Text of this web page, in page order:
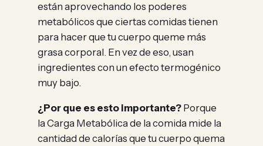
están aprovechando los poderes
metabólicos que ciertas comidas tienen
para hacer que tu cuerpo queme más
grasa corporal. En vez de eso, usan
ingredientes con un efecto termogénico
muy bajo.
¿Por que es esto importante? Porque
la Carga Metabólica de la comida mide la
cantidad de calorías que tu cuerpo quema